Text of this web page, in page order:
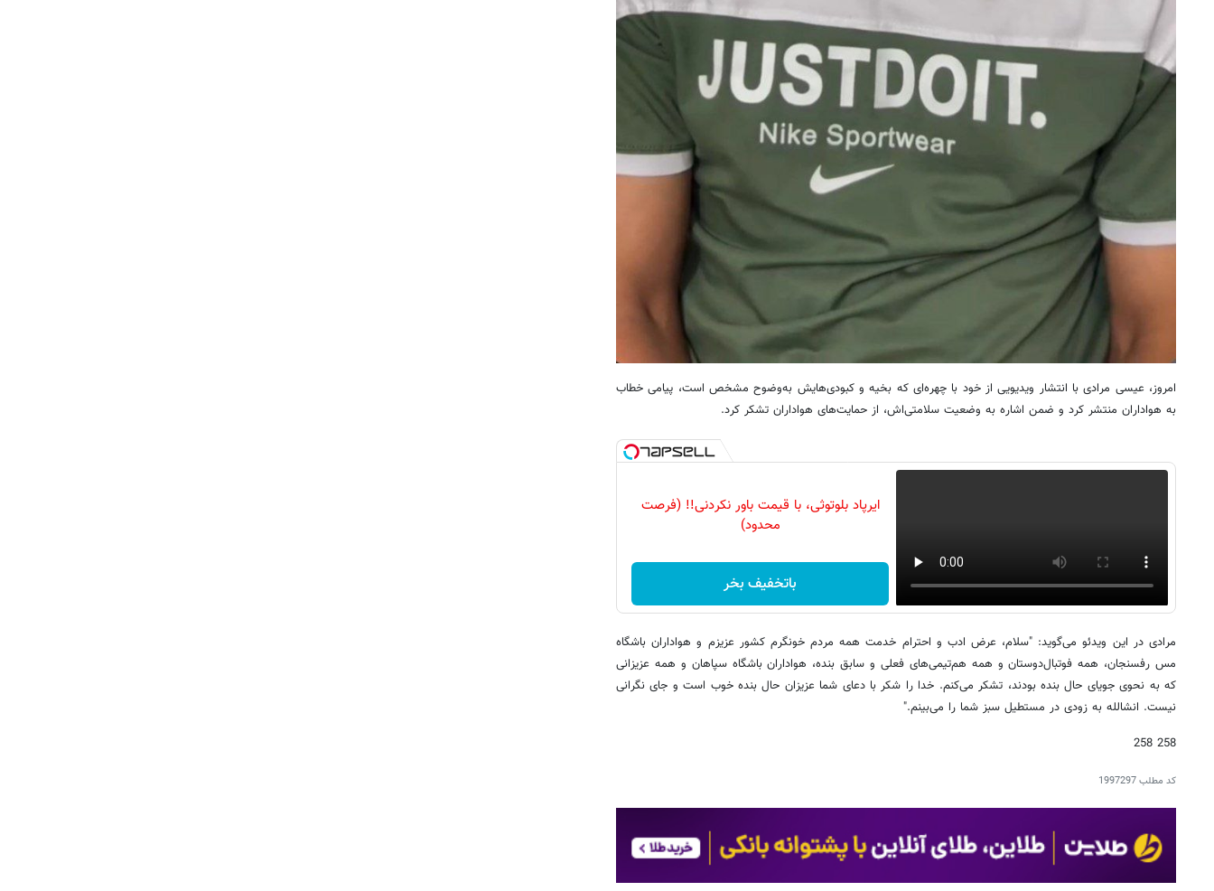
امروز، عیسی مرادی با انتشار ویدیویی از خود با چهره‌ای که بخیه و کبودی‌هایش به‌وضوح مشخص است، پیامی خطاب
به هواداران منتشر کرد و ضمن اشاره به وضعیت سلامتی‌اش، از حمایت‌های هواداران تشکر کرد.
ایرپاد بلوتوثی، با قیمت باور نکردنی!! (فرصت
محدود)
باتخفیف بخر
مرادی در این ویدئو می‌گوید: "سلام، عرض ادب و احترام خدمت همه مردم خونگرم کشور عزیزم و هواداران باشگاه
مس رفسنجان، همه فوتبال‌دوستان و همه هم‌تیمی‌های فعلی و سابق بنده، هواداران باشگاه سپاهان و همه عزیزانی
که به نحوی جویای حال بنده بودند، تشکر می‌کنم. خدا را شکر با دعای شما عزیزان حال بنده خوب است و جای نگرانی
نیست. انشالله به زودی در مستطیل سبز شما را می‌بینم."
258 258
کد مطلب1997297